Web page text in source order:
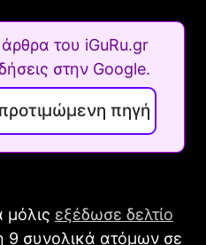
του iGuRu.gr
στην Google.
πηγή
μόλις εξέδωσε δελτίο
9 συνολικά ατόμων σε